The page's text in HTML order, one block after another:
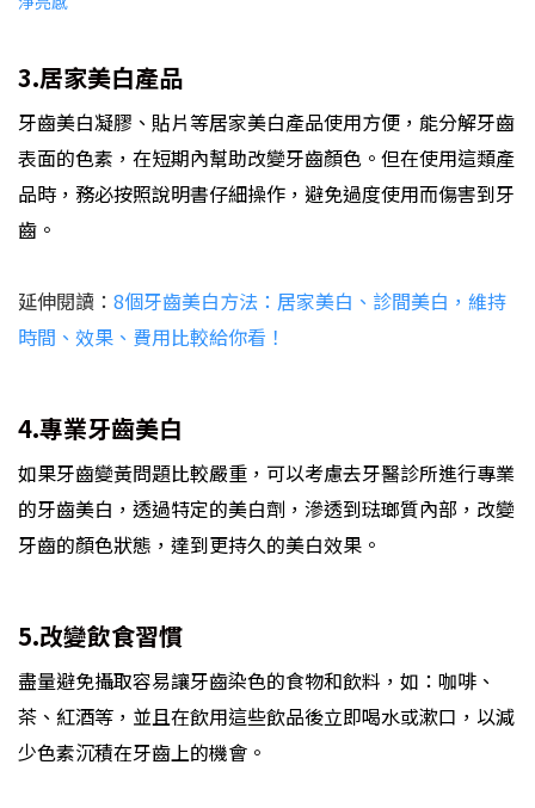
3.居家美白產品
牙齒美白凝膠、貼片等居家美白產品使用方便，能分解牙齒
表面的色素，在短期內幫助改變牙齒顏色。但在使用這類產
品時，務必按照說明書仔細操作，避免過度使用而傷害到牙
齒。
延伸閱讀： 8個牙齒美白方法：居家美白、診間美白，維持
時間、效果、費用比較給你看！
4.專業牙齒美白
如果牙齒變黃問題比較嚴重，可以考慮去牙醫診所進行專業
的牙齒美白，透過特定的美白劑，滲透到琺瑯質內部，改變
牙齒的顏色狀態，達到更持久的美白效果。
5.改變飲食習慣
盡量避免攝取容易讓牙齒染色的食物和飲料，如：咖啡、
茶、紅酒等，並且在飲用這些飲品後立即喝水或漱口，以減
少色素沉積在牙齒上的機會。